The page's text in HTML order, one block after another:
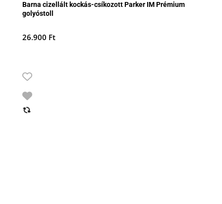
Barna cizellált kockás-csíkozott Parker IM Prémium
golyóstoll
26.900 Ft